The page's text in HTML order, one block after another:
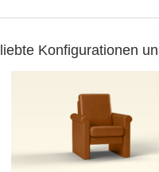
Konfigurationen